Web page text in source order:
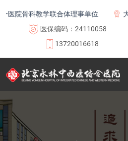
科教学联合体理事单位
大兴区人
医保编码：24110058
13720016618